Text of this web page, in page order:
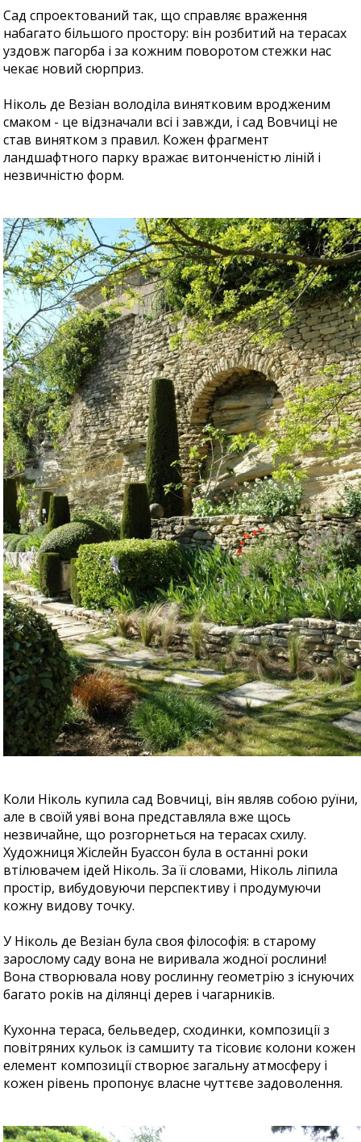
Сад спроектований так, що справляє враження
набагато більшого простору: він розбитий на терасах
уздовж пагорба і за кожним поворотом стежки нас
чекає новий сюрприз.
Ніколь де Везіан володіла винятковим вродженим
смаком - це відзначали всі і завжди, і сад Вовчиці не
став винятком з правил. Кожен фрагмент
ландшафтного парку вражає витонченістю ліній і
незвичністю форм.
Коли Ніколь купила сад Вовчиці, він являв собою руїни,
але в своїй уяві вона представляла вже щось
незвичайне, що розгорнеться на терасах схилу.
Художниця Жіслейн Буассон була в останні роки
втілювачем ідей Ніколь. За її словами, Ніколь ліпила
простір, вибудовуючи перспективу і продумуючи
кожну видову точку.
У Ніколь де Везіан була своя філософія: в старому
зарослому саду вона не виривала жодної рослини!
Вона створювала нову рослинну геометрію з існуючих
багато років на ділянці дерев і чагарників.
Кухонна тераса, бельведер, сходинки, композиції з
повітряних кульок із самшиту та тісовиє колони кожен
елемент композиції створює загальну атмосферу і
кожен рівень пропонує власне чуттєве задоволення.